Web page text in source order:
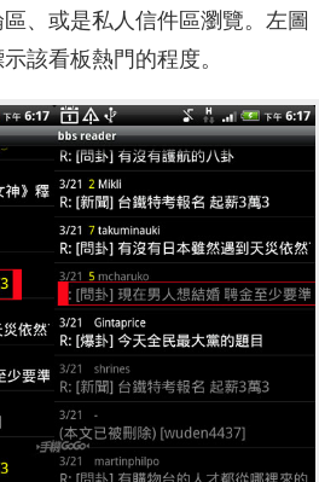
、或是私人信件區瀏覽。左圖
該看板熱門的程度。